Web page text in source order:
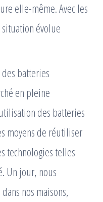
elle-même. Avec les
évolue
batteries
en pleine
des batteries
moyens de réutiliser
technologies telles
Un jour, nous
nos maisons,